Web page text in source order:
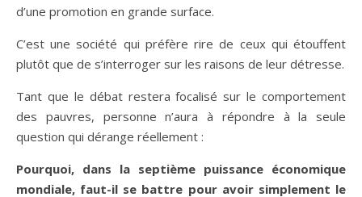
d’une promotion en grande surface.
C’est une société qui préfère rire de ceux qui étouffent
plutôt que de s’interroger sur les raisons de leur détresse.
Tant que le débat restera focalisé sur le comportement
des pauvres, personne n’aura à répondre à la seule
question qui dérange réellement :
Pourquoi, dans la septième puissance économique
mondiale, faut-il se battre pour avoir simplement le